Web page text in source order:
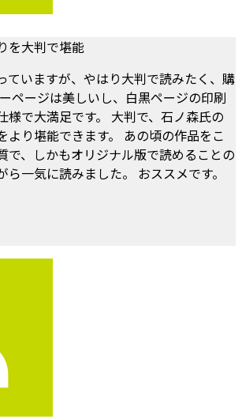
を大判で堪能
ていますが、やはり大判で読みたく、購
ページは美しいし、白黒ページの印刷
様で大満足です。 大判で、石ノ森氏の
より堪能できます。 あの頃の作品をこ
で、しかもオリジナル版で読めることの
一気に読みました。 おススメです。